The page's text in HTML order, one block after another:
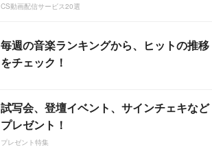
CS動画配信サービス20選
毎週の音楽ランキングから、ヒットの推移
をチェック！
試写会、登壇イベント、サインチェキなど
プレゼント！
プレゼント特集